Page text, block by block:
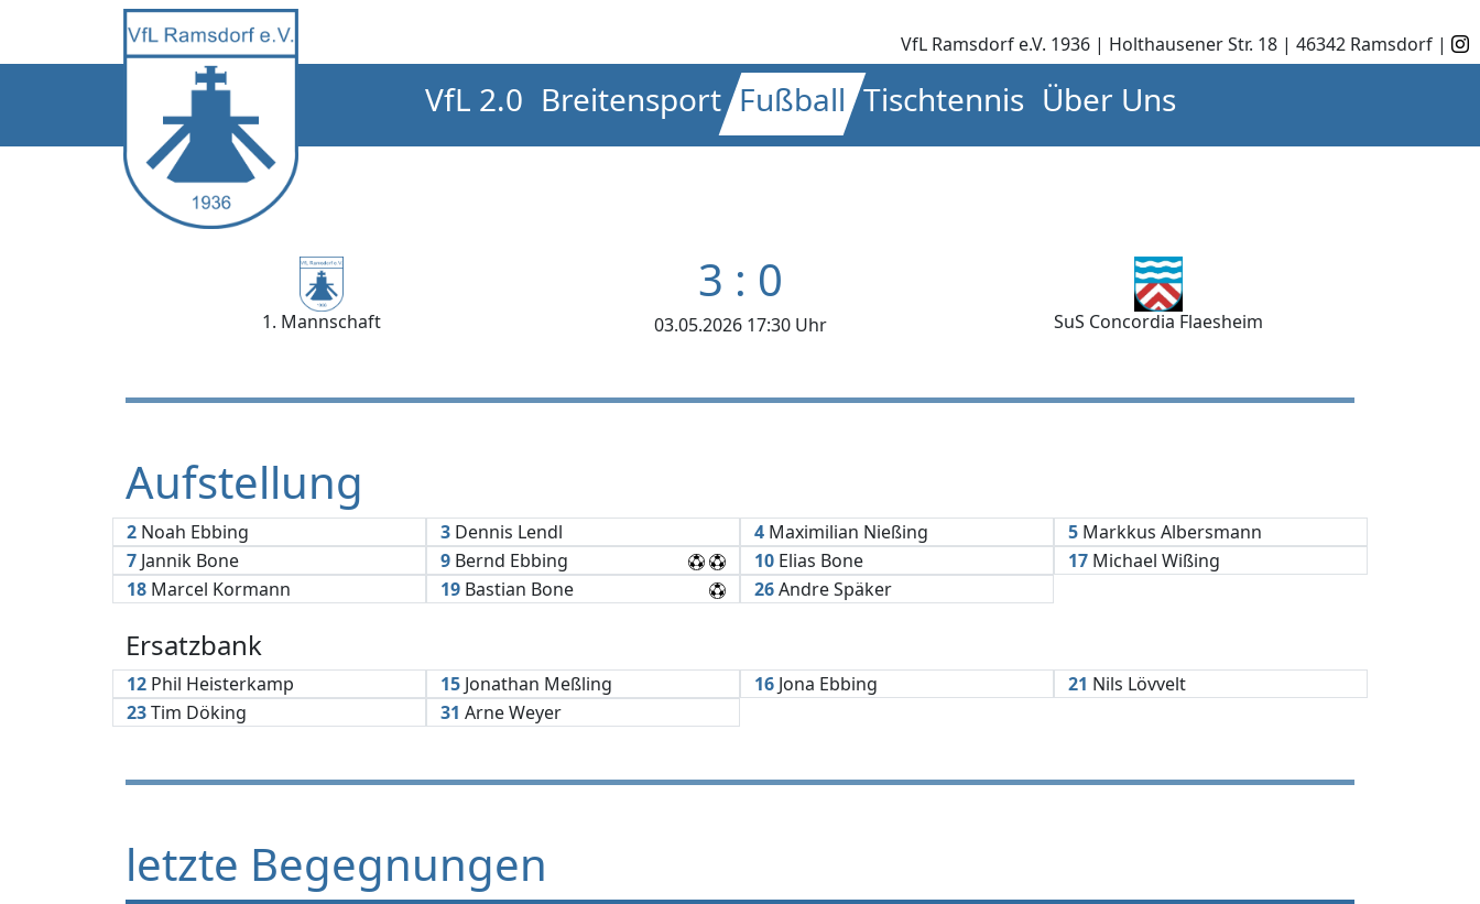
VfL Ramsdorf e.V. 1936 | Holthausener Str. 18 | 46342 Ramsdorf |
VfL 2.0 Breitensport Fußball Tischtennis Über Uns
1. Mannschaft
3 : 0
03.05.2026 17:30 Uhr SuS Concordia Flaesheim
Aufstellung
2 Noah Ebbing 3 Dennis Lendl 4 Maximilian Nießing 5 Markkus Albersmann
7 Jannik Bone 9 Bernd Ebbing 10 Elias Bone 17 Michael Wißing
18 Marcel Kormann 19 Bastian Bone 26Andre Späker
Ersatzbank
12 Phil Heisterkamp 15 Jonathan Meßling 16 Jona Ebbing 21 Nils Lövvelt
23Tim Döking 31 Arne Weyer
letzte Begegnungen